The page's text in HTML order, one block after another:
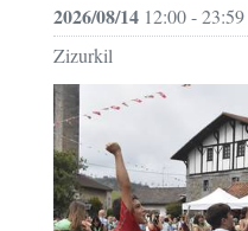
2026/08/14 12:00 - 23:59
Zizurkil